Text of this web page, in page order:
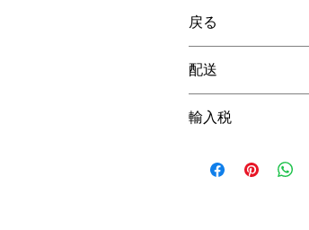
をご覧ください。
戻る
配送
送料はチェッ
配送および税
輸入税
い。